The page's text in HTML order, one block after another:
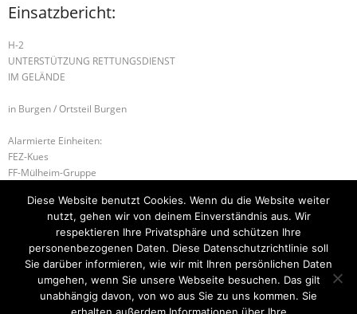
Einsatzbericht:
H-2
UNTERSTÜTZUNG RETTUNGSDIENST
IM GELÄNDE
in Burgen / Ortsteil Burgen
Alarmierte Einheiten:
FEZ-Kues
FF-Mülheim-Gruppe
BeKu WL
Kues-Gruppe
S-1 SONDERLAGE S-1 SONDERLAGE
Diese Website benutzt Cookies. Wenn du die Website weiter
nutzt, gehen wir von deinem Einverständnis aus. Wir
respektieren Ihre Privatsphäre und schützen Ihre
personenbezogenen Daten. Diese Datenschutzrichtlinie soll
Sie darüber informieren, wie wir mit Ihren persönlichen Daten
umgehen, wenn Sie unsere Webseite besuchen. Das gilt
unabhängig davon, von wo aus Sie zu uns kommen. Sie